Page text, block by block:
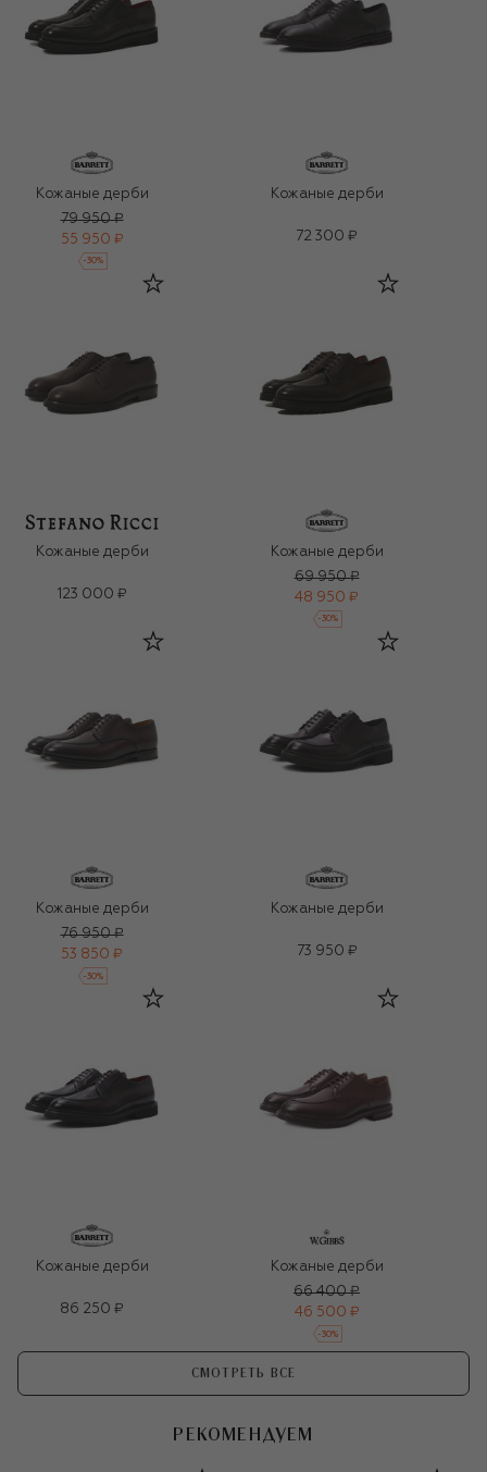
Кожаные дерби
79 950 ₽
55 950 ₽
-30%
Кожаные дерби
72 300 ₽
Кожаные дерби
123 000 ₽
Кожаные дерби
69 950 ₽
48 950 ₽
-30%
Кожаные дерби
76 950 ₽
53 850 ₽
-30%
Кожаные дерби
73 950 ₽
Кожаные дерби
86 250 ₽
Кожаные дерби
66 400 ₽
46 500 ₽
-30%
СМОТРЕТЬ ВСЕ
РЕКОМЕНДУЕМ